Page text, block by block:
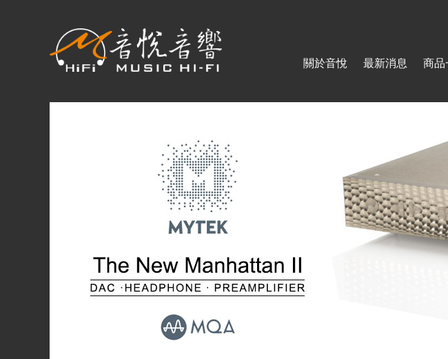
關於音悅 最新消息 商品